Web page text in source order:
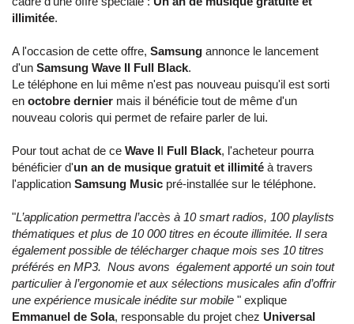
illimitée.
A l'occasion de cette offre, Samsung annonce le lancement
d'un Samsung Wave II Full Black.
Le téléphone en lui même n'est pas nouveau puisqu'il est sorti
en octobre dernier mais il bénéficie tout de même d'un
nouveau coloris qui permet de refaire parler de lui.
Pour tout achat de ce Wave II Full Black, l'acheteur pourra
bénéficier d'un an de musique gratuit et illimité à travers
l'application Samsung Music pré-installée sur le téléphone.
"L’application permettra l’accès à 10 smart radios, 100 playlists
thématiques et plus de 10 000 titres en écoute illimitée. Il sera
également possible de télécharger chaque mois ses 10 titres
préférés en MP3. Nous avons également apporté un soin tout
particulier à l’ergonomie et aux sélections musicales afin d’offrir
une expérience musicale inédite sur mobile " explique
Emmanuel de Sola, responsable du projet chez Universal